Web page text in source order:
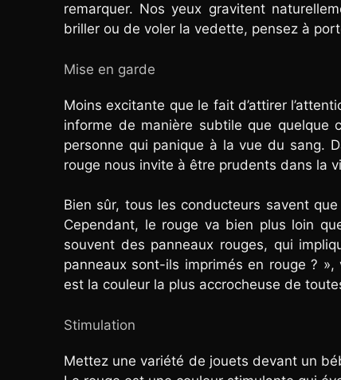
remarquer. Nos yeux gravitent
briller ou de voler la vedette, pensez à
Mise en garde
Moins excitante que le fait d’attirer
informe de manière subtile que quelque
personne qui panique à la vue du sang.
rouge nous invite à être prudents dans la
Bien sûr, tous les conducteurs savent
Cependant, le rouge va bien plus loin
souvent des panneaux rouges, qui
panneaux sont-ils imprimés en rouge ?
est la couleur la plus accrocheuse de
Stimulation
Mettez une variété de jouets devant un